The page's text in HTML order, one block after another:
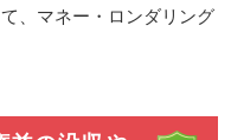
、マネー・ロンダリング